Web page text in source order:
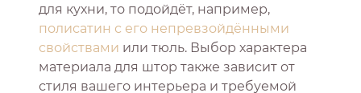
для кухни, то подойдёт, например,
полисатин с его непревзойдёнными
свойствами или тюль. Выбор характера
материала для штор также зависит от
стиля вашего интерьера и требуемой